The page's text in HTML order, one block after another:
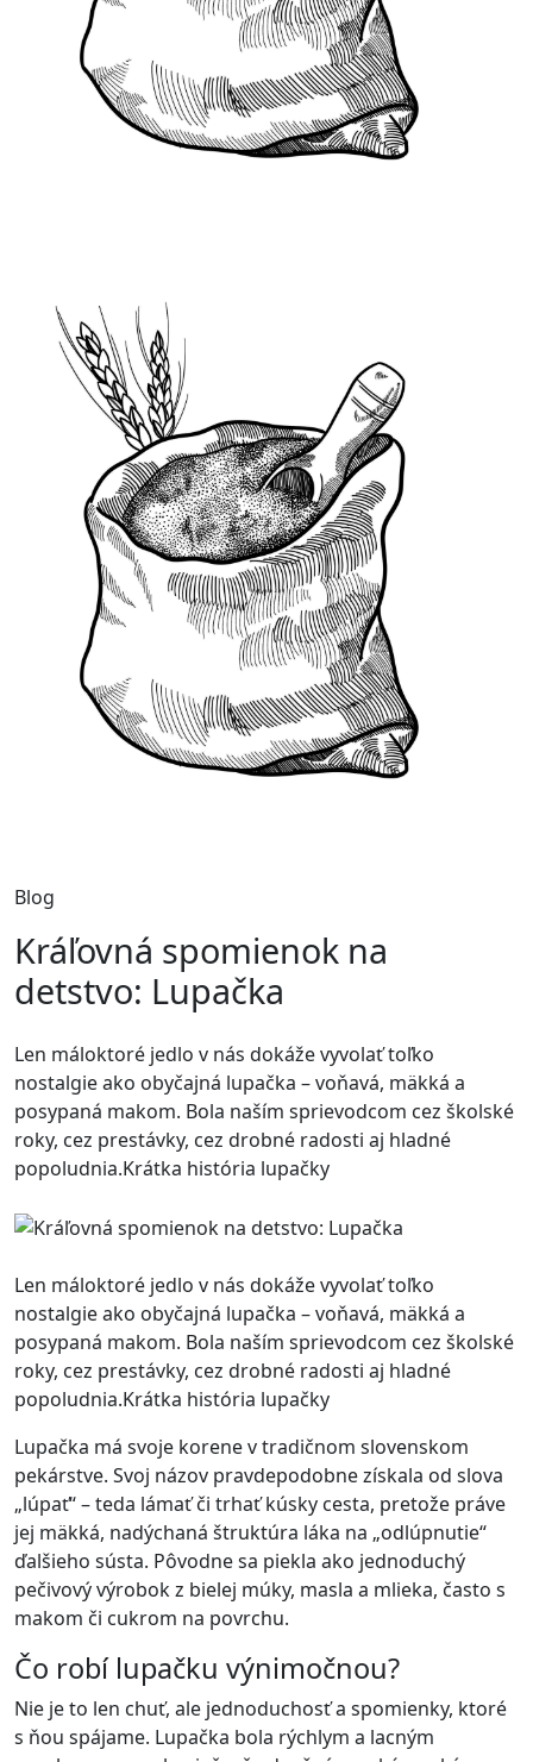
Blog
Kráľovná spomienok na
detstvo: Lupačka
Len máloktoré jedlo v nás dokáže vyvolať toľko
nostalgie ako obyčajná lupačka – voňavá, mäkká a
posypaná makom. Bola naším sprievodcom cez školské
roky, cez prestávky, cez drobné radosti aj hladné
popoludnia.Krátka história lupačky
Len máloktoré jedlo v nás dokáže vyvolať toľko
nostalgie ako obyčajná lupačka – voňavá, mäkká a
posypaná makom. Bola naším sprievodcom cez školské
roky, cez prestávky, cez drobné radosti aj hladné
popoludnia.Krátka história lupačky
Lupačka má svoje korene v tradičnom slovenskom
pekárstve. Svoj názov pravdepodobne získala od slova
„lúpať“ – teda lámať či trhať kúsky cesta, pretože práve
jej mäkká, nadýchaná štruktúra láka na „odlúpnutie“
ďalšieho sústa. Pôvodne sa piekla ako jednoduchý
pečivový výrobok z bielej múky, masla a mlieka, často s
makom či cukrom na povrchu.
Čo robí lupačku výnimočnou?
Nie je to len chuť, ale jednoduchosť a spomienky, ktoré
s ňou spájame. Lupačka bola rýchlym a lacným